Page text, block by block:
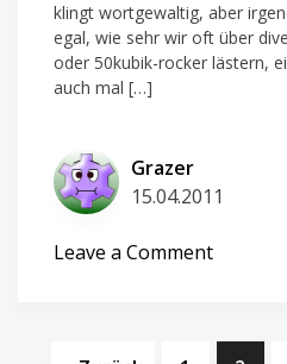
klingt wortgewaltig, aber
egal, wie sehr wir oft über
oder 50kubik-rocker lästern,
auch mal […]
Grazer
15.04.2011
Leave a Commenton